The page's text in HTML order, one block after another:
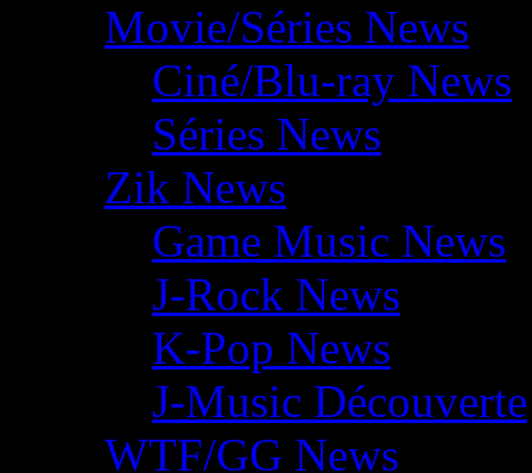
Movie/Séries News
Ciné/Blu-ray News
Séries News
Zik News
Game Music News
J-Rock News
K-Pop News
J-Music Découverte
WTF/GG News